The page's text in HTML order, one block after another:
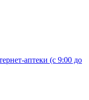
аптеки (с 9:00 до